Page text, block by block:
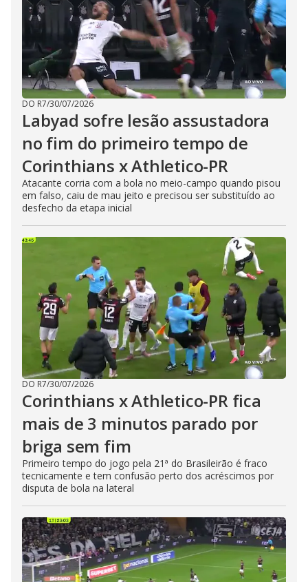
DO R7/30/07/2026
Labyad sofre lesão assustadora
no fim do primeiro tempo de
Corinthians x Athletico-PR
Atacante corria com a bola no meio-campo quando pisou
em falso, caiu de mau jeito e precisou ser substituído ao
desfecho da etapa inicial
DO R7/30/07/2026
Corinthians x Athletico-PR fica
mais de 3 minutos parado por
briga sem fim
Primeiro tempo do jogo pela 21ª do Brasileirão é fraco
tecnicamente e tem confusão perto dos acréscimos por
disputa de bola na lateral